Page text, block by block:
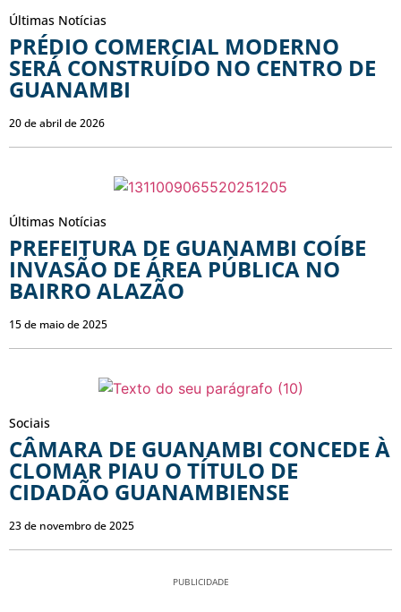
Últimas Notícias
PRÉDIO COMERCIAL MODERNO
SERÁ CONSTRUÍDO NO CENTRO DE
GUANAMBI
20 de abril de 2026
Últimas Notícias
PREFEITURA DE GUANAMBI COÍBE
INVASÃO DE ÁREA PÚBLICA NO
BAIRRO ALAZÃO
15 de maio de 2025
Sociais
CÂMARA DE GUANAMBI CONCEDE À
CLOMAR PIAU O TÍTULO DE
CIDADÃO GUANAMBIENSE
23 de novembro de 2025
PUBLICIDADE